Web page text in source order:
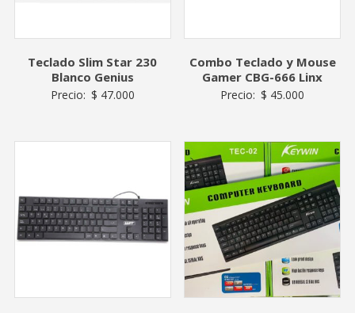
Teclado Slim Star 230
Blanco Genius
Precio: $ 47.000
Combo Teclado y Mouse
Gamer CBG-666 Linx
Precio: $ 45.000
AGOTADO